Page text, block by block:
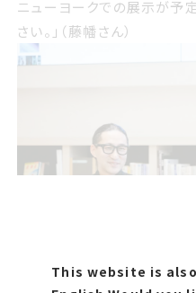
This website is
ても貴重な機会だと思いま
ヨークでの展示が予定され
幡さん
ニューヨークでの展示が予
さい。」（藤幡さん）